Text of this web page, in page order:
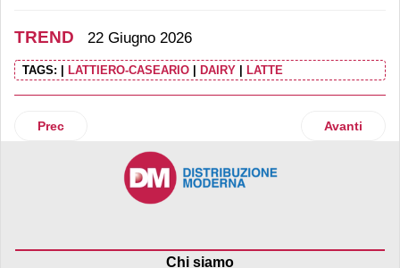
TREND 22 Giugno 2026
TAGS: LATTIERO-CASEARIO DAIRY LATTE
Articolo precedente: Carne bovina, prezzi caldi. Nel
Prec Articolo
Avanti
Chi siamo